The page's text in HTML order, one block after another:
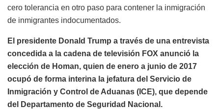
cero tolerancia en otro paso para contener la inmigración
de inmigrantes indocumentados.
El presidente Donald Trump a través de una entrevista
concedida a la cadena de televisión FOX anunció la
elección de Homan, quien de enero a junio de 2017
ocupó de forma interina la jefatura del Servicio de
Inmigración y Control de Aduanas (ICE), que depende
del Departamento de Seguridad Nacional.